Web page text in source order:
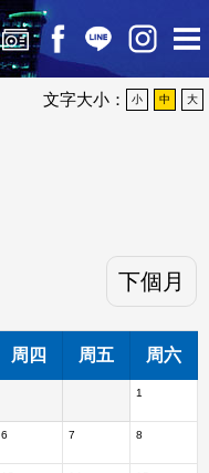
文字大小： 小 中 大
下個月
周四 周五 周六
1
6 7 8